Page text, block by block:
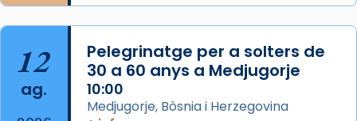
Regnes castellans i més tard de tota
Espanya.
El seu sepulcre a Compostela fou un gran
12
ag.
Pelegrinatge per a solters de
30 a 60 anys a Medjugorje
10:00
Medjugorje, Bòsnia i Herzegovina